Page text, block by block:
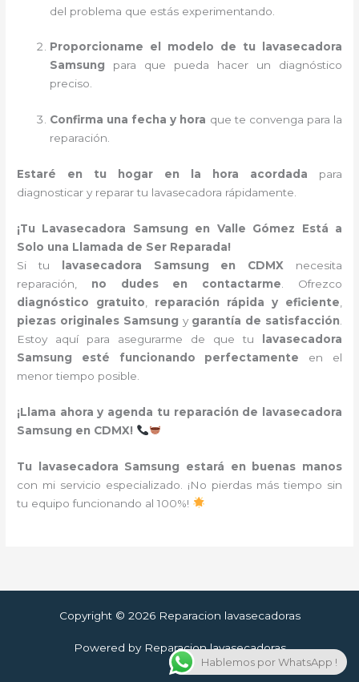
del problema que estás experimentando.
Proporcioname el modelo de tu lavasecadora
Samsung para que pueda hacer un diagnóstico
preciso.
Confirma una fecha y hora que te convenga para la
reparación.
Estaré en tu hogar en la hora acordada para
diagnosticar y reparar tu lavasecadora rápidamente.
¡Tu Lavasecadora Samsung en Valle Gómez Está a
Solo una Llamada de Ser Reparada!
Si tu
lavasecadora Samsung en CDMX necesita
reparación, no dudes en contactarme . Ofrezco
diagnóstico gratuito
reparación rápida y eficiente
piezas originales Samsung y garantía de satisfacción
Estoy aquí para asegurarme de que tu
lavasecadora
Samsung esté funcionando perfectamente en el
menor tiempo posible.
¡Llama ahora y agenda tu reparación de lavasecadora
Samsung en CDMX!
Tu lavasecadora Samsung estará en buenas manos
con mi servicio especializado. ¡No pierdas más tiempo sin
tu equipo funcionando al 100%!
Copyright © 2026 Reparacion lavasecadoras
Powered by Reparacion lavasecadoras
Hablemos por WhatsApp !